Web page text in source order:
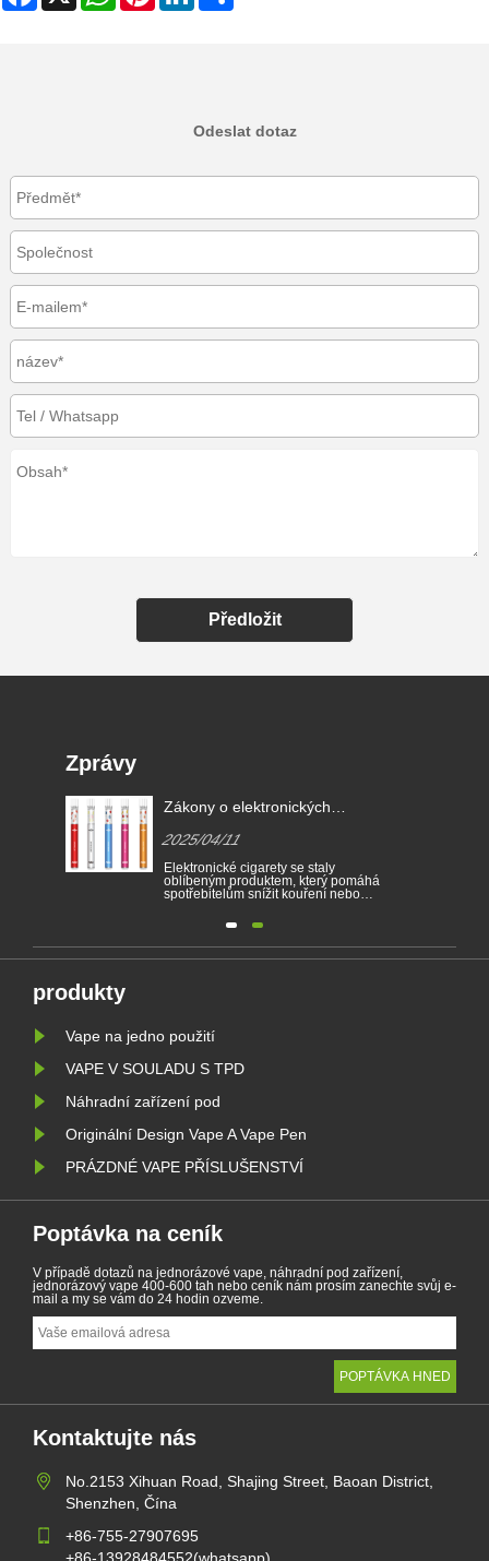
Odeslat dotaz
Předložit
Zprávy
Zákony o elektronických
2025/04/11
Elektronické cigarety se staly
oblíbeným produktem, který pomáhá
spotřebitelům snížit kouření nebo
ilustruje zákony a předpisy
zemí. Kromě toho existují některé
země a oblasti zakázaly produkty
produkty
Vape na jedno použití
VAPE V SOULADU S TPD
Náhradní zařízení pod
Originální Design Vape A Vape Pen
PRÁZDNÉ VAPE PŘÍSLUŠENSTVÍ
Poptávka na ceník
V případě dotazů na jednorázové vape, náhradní pod zařízení,
jednorázový vape 400-600 tah nebo ceník nám prosím zanechte svůj e-
mail a my se vám do 24 hodin ozveme.
Kontaktujte nás
No.2153 Xihuan Road, Shajing Street, Baoan District,
Shenzhen, Čína
+86-755-27907695